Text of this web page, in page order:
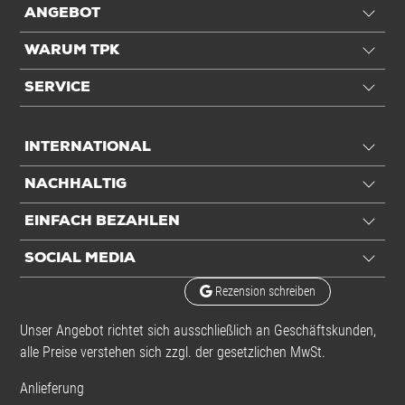
Einheiten
Inhalt
Alle Angaben ohne Gewähr, Druckfehler vorbehalten.
ANGEBOT
WARUM TPK
SERVICE
INTERNATIONAL
NACHHALTIG
EINFACH BEZAHLEN
SOCIAL MEDIA
Rezension schreiben
Unser Angebot richtet sich ausschließlich an Geschäftskunden,
alle Preise verstehen sich zzgl. der gesetzlichen MwSt.
Anlieferung